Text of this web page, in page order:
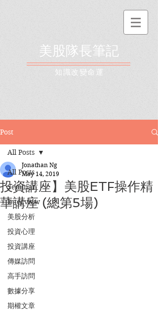
美股隊長筆記
​知識改變命運
Post
All Posts
Seminar
Interview
美股分析
投資心理
投資講座
傳媒訪問
高手訪問
數據分享
期權文章
All Posts
投資講座】美股ETF操作精
華講座 (總第5場)
Jonathan Ng
May 14, 2019